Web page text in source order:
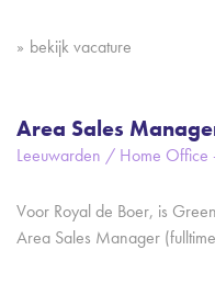
bekijk vacature
Area Sales
Leeuwarden / Home
Voor Royal de Boer, is
Area Sales Manager